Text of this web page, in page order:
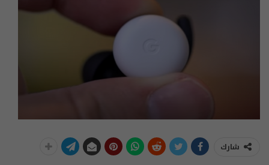
شارك